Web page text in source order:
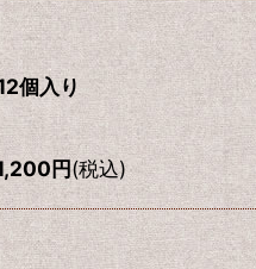
個入り
円(税込)